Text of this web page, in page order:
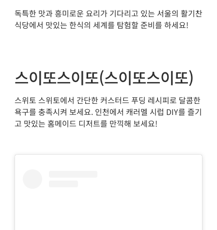
독특한 맛과 흥미로운 요리가 기다리고 있는 서울의 활기찬
식당에서 맛있는 한식의 세계를 탐험할 준비를 하세요!
스이또스이또(스이또스이또)
스위토 스위토에서 간단한 커스터드 푸딩 레시피로 달콤한
욕구를 충족시켜 보세요. 인천에서 캐러멜 시럽 DIY를 즐기
고 맛있는 홈메이드 디저트를 만끽해 보세요!